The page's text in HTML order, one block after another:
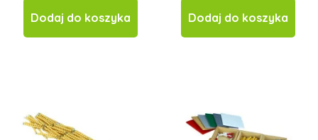
Dodaj do koszyka Dodaj do koszyka